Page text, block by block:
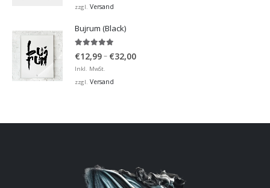
zzgl. Versand
Bujrum (Black)
€12,99– €32,00Preisspanne:
Inkl. MwSt.
zzgl. Versand